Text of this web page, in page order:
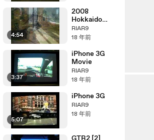
4:54
2008
Hokkaido
Furano Drive
RIAR9
18 年前
3:37
iPhone 3G
Movie
RIAR9
18 年前
5:07
iPhone 3G
RIAR9
18 年前